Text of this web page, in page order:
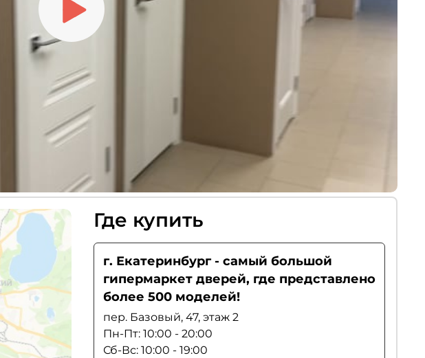
Где купить
г. Екатеринбург - самый большой
гипермаркет дверей, где представлено
более 500 моделей!
пер. Базовый, 47, этаж 2
Пн-Пт: 10:00 - 20:00
Сб-Вс: 10:00 - 19:00